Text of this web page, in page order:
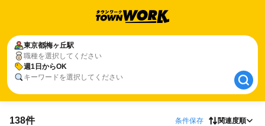
東京都梅ヶ丘駅
職種を選択してください
週1日からOK
キーワードを選択してください
東京都梅ヶ丘駅
週1日からOK
138件 条件保存 関連度順